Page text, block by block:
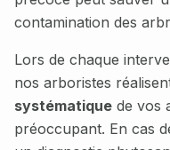
contamination des
Lors de chaque
nos arboristes
systématique de vos
préoccupant. En cas